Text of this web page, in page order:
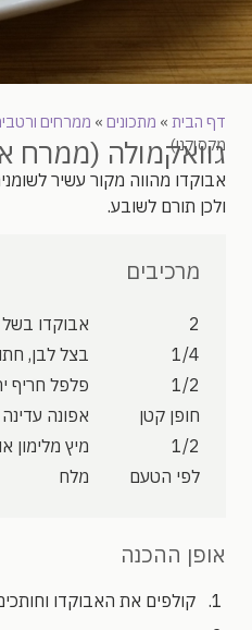
דף הבית » מתכונים » ממרחים
מקסיקני)
גוואקמולה (ממרח
אבוקדו מהווה מקור עשיר
ולכן תורם לשובע.
מרכיבים
2
אבוקדו בשל
1/4
בצל לבן,
1/2
פלפל חריף
חופן קטן
אפונה
1/2
מיץ מלימון
לפי הטעם
מלח
אופן ההכנה
קולפים את האבוקדו